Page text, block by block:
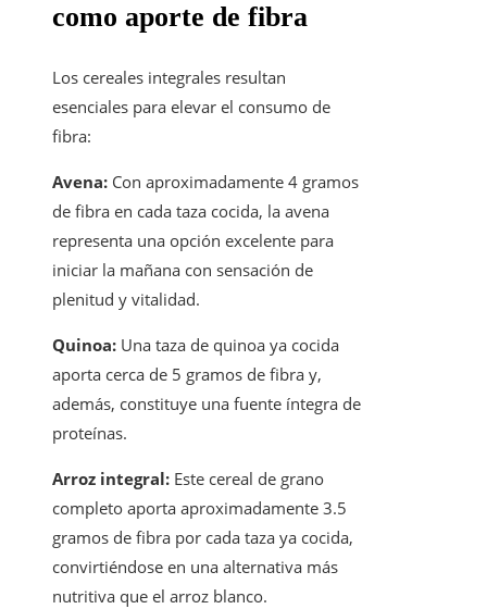
como aporte de fibra
Los cereales integrales resultan
esenciales para elevar el consumo de
fibra:
Avena: Con aproximadamente 4 gramos
de fibra en cada taza cocida, la avena
representa una opción excelente para
iniciar la mañana con sensación de
plenitud y vitalidad.
Quinoa: Una taza de quinoa ya cocida
aporta cerca de 5 gramos de fibra y,
además, constituye una fuente íntegra de
proteínas.
Arroz integral: Este cereal de grano
completo aporta aproximadamente 3.5
gramos de fibra por cada taza ya cocida,
convirtiéndose en una alternativa más
nutritiva que el arroz blanco.